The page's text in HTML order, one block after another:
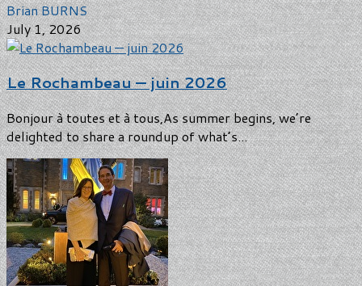
Brian BURNS
July 1, 2026
Le Rochambeau — juin 2026
Bonjour à toutes et à tous,As summer begins, we’re
delighted to share a roundup of what’s...